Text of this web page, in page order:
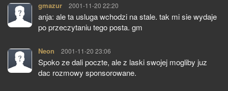
gmazur pisze:
2001-11-20 22:20
anja: ale ta usluga wchodzi na stale. tak mi sie wydaje
po przeczytaniu tego posta. gm
Neon pisze:
2001-11-20 23:06
Spoko ze dali poczte, ale z laski swojej mogliby juz
dac rozmowy sponsorowane.